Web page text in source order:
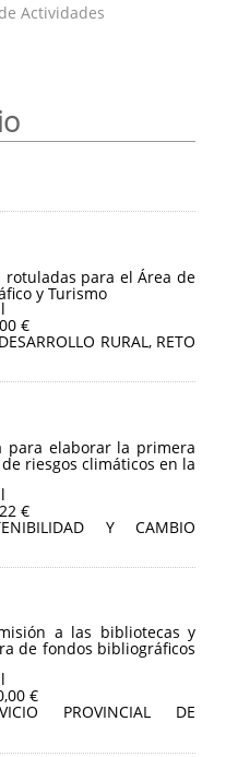
Actividades
rotuladas para el Área de
y Turismo
€
RURAL, RETO
para elaborar la primera
riesgos climáticos en la
€
Y CAMBIO
a las bibliotecas y
de fondos bibliográficos
€
PROVINCIAL DE